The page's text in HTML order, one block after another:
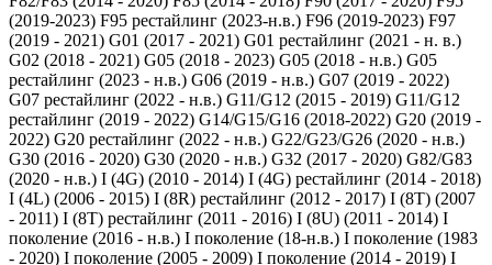
(2019-2023) F95 рестайлинг (2023-н.в.) F96 (2019-2023) F97
(2019 - 2021) G01 (2017 - 2021) G01 рестайлинг (2021 - н. в.)
G02 (2018 - 2021) G05 (2018 - 2023) G05 (2018 - н.в.) G05
рестайлинг (2023 - н.в.) G06 (2019 - н.в.) G07 (2019 - 2022)
G07 рестайлинг (2022 - н.в.) G11/G12 (2015 - 2019) G11/G12
рестайлинг (2019 - 2022) G14/G15/G16 (2018-2022) G20 (2019 -
2022) G20 рестайлинг (2022 - н.в.) G22/G23/G26 (2020 - н.в.)
G30 (2016 - 2020) G30 (2020 - н.в.) G32 (2017 - 2020) G82/G83
(2020 - н.в.) I (4G) (2010 - 2014) I (4G) рестайлинг (2014 - 2018)
I (4L) (2006 - 2015) I (8R) рестайлинг (2012 - 2017) I (8T) (2007
- 2011) I (8T) рестайлинг (2011 - 2016) I (8U) (2011 - 2014) I
поколение (2016 - н.в.) I поколение (18-н.в.) I поколение (1983
- 2020) I поколение (2005 - 2009) I поколение (2014 - 2019) I